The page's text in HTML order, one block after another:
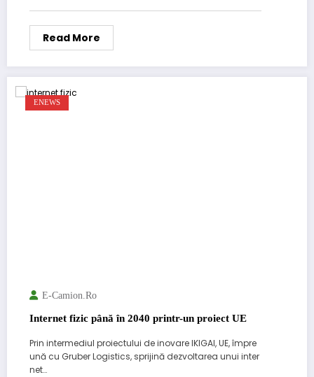
Read More
ENEWS
E-Camion.ro
Internet fizic până în 2040 printr-un proiect UE
Prin intermediul proiectului de inovare IKIGAI, UE, împre
ună cu Gruber Logistics, sprijină dezvoltarea unui inter
net…